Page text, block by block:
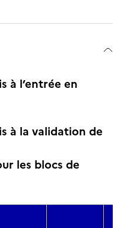
à l’entrée en
à la validation de
les blocs de